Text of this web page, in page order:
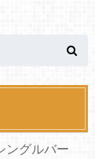
ングルバー